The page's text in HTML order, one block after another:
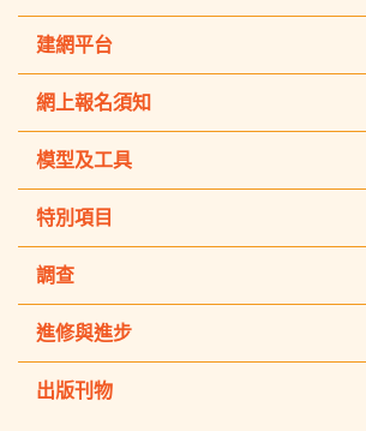
建網平台
網上報名須知
模型及工具
特別項目
調查
進修與進步
出版刊物